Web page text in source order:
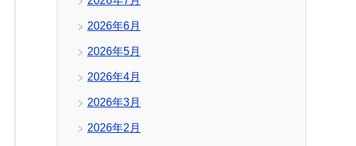
2026年6月
2026年5月
2026年4月
2026年3月
2026年2月